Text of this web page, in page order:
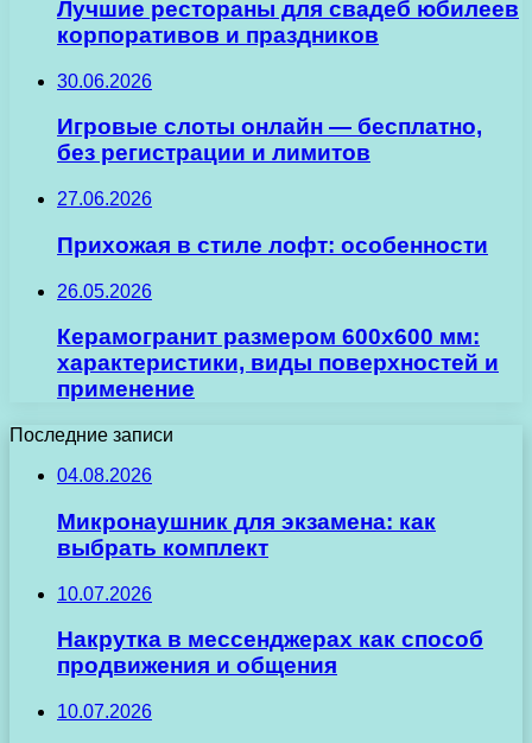
Лучшие рестораны для свадеб юбилеев
корпоративов и праздников
30.06.2026
Игровые слоты онлайн — бесплатно,
без регистрации и лимитов
27.06.2026
Прихожая в стиле лофт: особенности
26.05.2026
Керамогранит размером 600х600 мм:
характеристики, виды поверхностей и
применение
Последние записи
04.08.2026
Микронаушник для экзамена: как
выбрать комплект
10.07.2026
Накрутка в мессенджерах как способ
продвижения и общения
10.07.2026